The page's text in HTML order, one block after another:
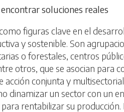
soluciones reales
figuras clave en el
y sostenible. Son
o forestales, centros
otros, que se asocian para
conjunta y
dinamizar un sector con un
rentabilizar su